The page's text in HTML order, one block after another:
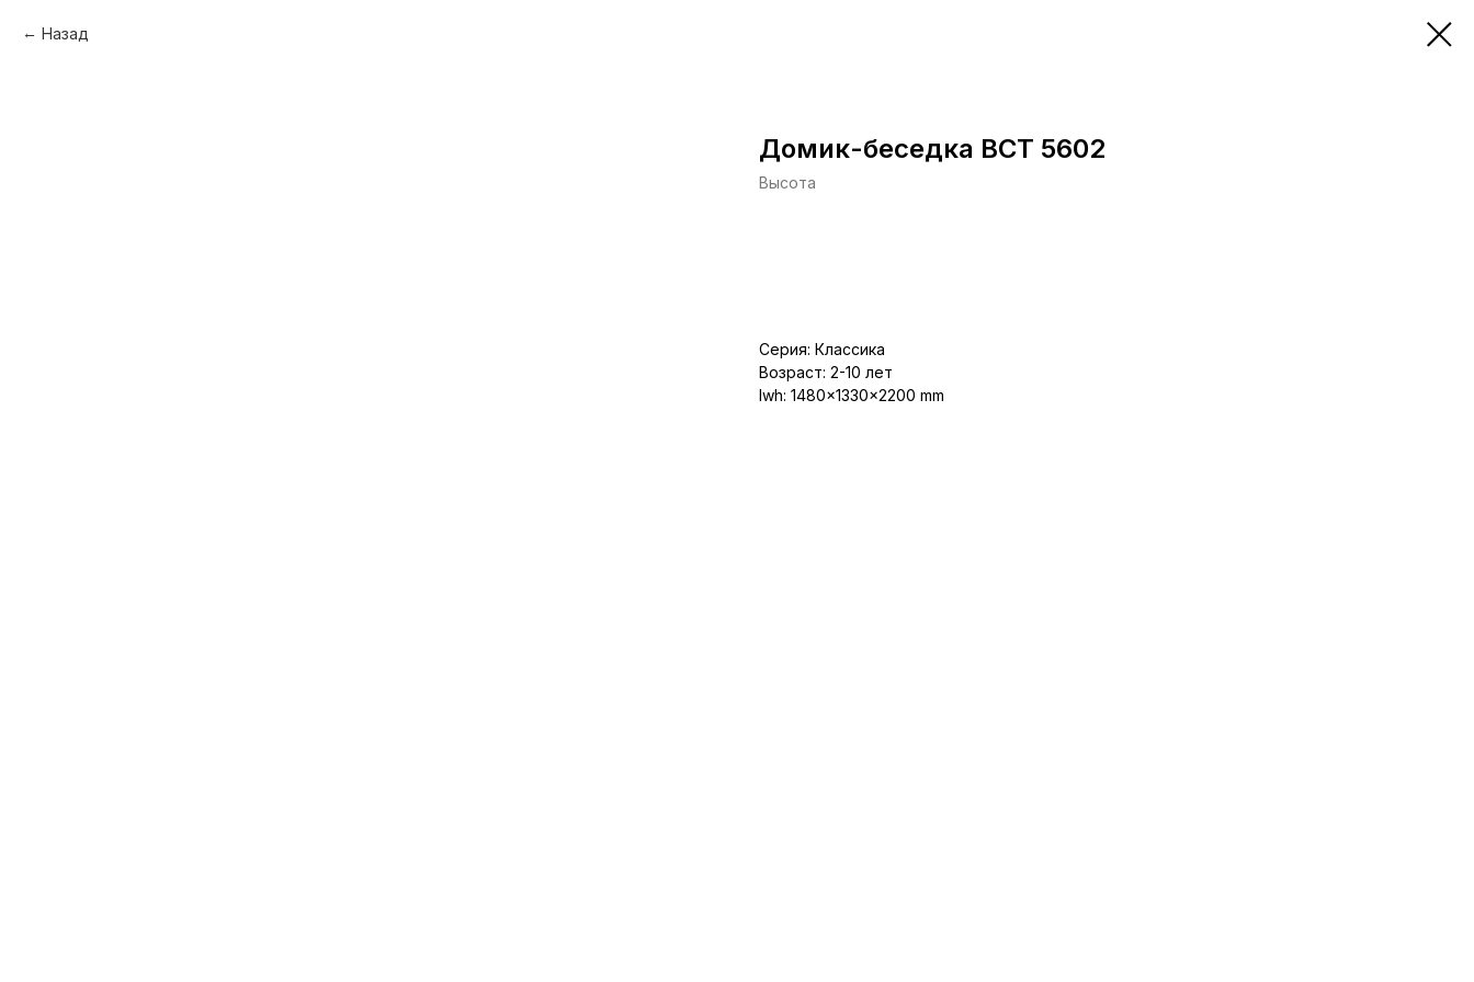
Назад
Домик-беседка ВСТ 5602
Высота
Серия: Классика
Возраст: 2-10 лет
lwh: 1480x1330x2200 mm